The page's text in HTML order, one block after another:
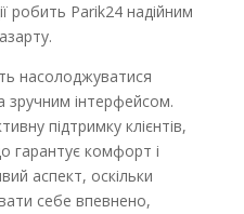
робить Parik24 надійним
насолоджуватися
зручним інтерфейсом.
підтримку клієнтів,
гарантує комфорт і
аспект, оскільки
себе впевнено,